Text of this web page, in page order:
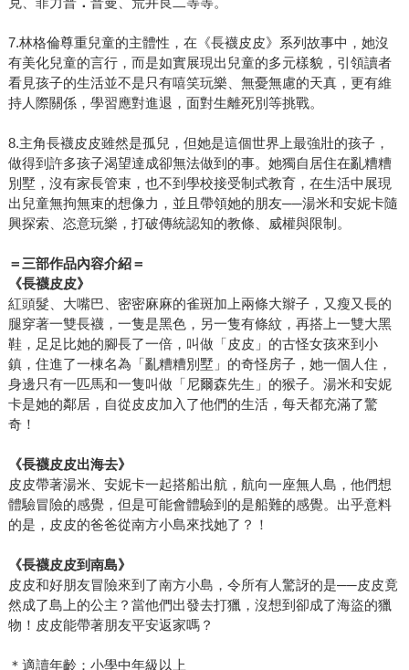
7.林格倫尊重兒童的主體性，在《長襪皮皮》系列故事中，她沒
有美化兒童的言行，而是如實展現出兒童的多元樣貌，引領讀者
看見孩子的生活並不是只有嘻笑玩樂、無憂無慮的天真，更有維
持人際關係，學習應對進退，面對生離死別等挑戰。
8.主角長襪皮皮雖然是孤兒，但她是這個世界上最強壯的孩子，
做得到許多孩子渴望達成卻無法做到的事。她獨自居住在亂糟糟
別墅，沒有家長管束，也不到學校接受制式教育，在生活中展現
出兒童無拘無束的想像力，並且帶領她的朋友──湯米和安妮卡隨
興探索、恣意玩樂，打破傳統認知的教條、威權與限制。
＝三部作品內容介紹＝
《長襪皮皮》
紅頭髮、大嘴巴、密密麻麻的雀斑加上兩條大辮子，又瘦又長的
腿穿著一雙長襪，一隻是黑色，另一隻有條紋，再搭上一雙大黑
鞋，足足比她的腳長了一倍，叫做「皮皮」的古怪女孩來到小
鎮，住進了一棟名為「亂糟糟別墅」的奇怪房子，她一個人住，
身邊只有一匹馬和一隻叫做「尼爾森先生」的猴子。湯米和安妮
卡是她的鄰居，自從皮皮加入了他們的生活，每天都充滿了驚
奇！
《長襪皮皮出海去》
皮皮帶著湯米、安妮卡一起搭船出航，航向一座無人島，他們想
體驗冒險的感覺，但是可能會體驗到的是船難的感覺。出乎意料
的是，皮皮的爸爸從南方小島來找她了？！
《長襪皮皮到南島》
皮皮和好朋友冒險來到了南方小島，令所有人驚訝的是──皮皮竟
然成了島上的公主？當他們出發去打獵，沒想到卻成了海盜的獵
物！皮皮能帶著朋友平安返家嗎？
＊適讀年齡：小學中年級以上